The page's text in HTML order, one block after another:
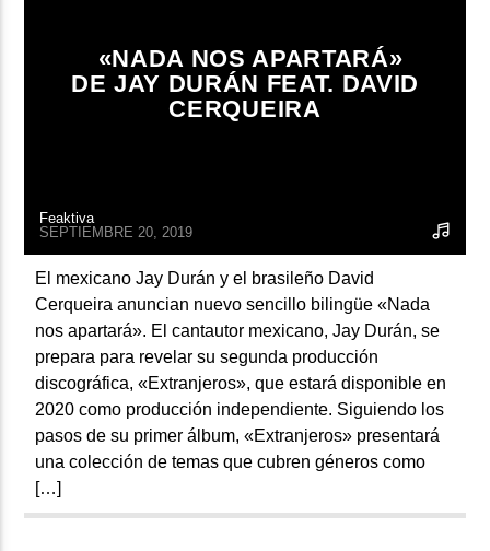
«NADA NOS APARTARÁ»
DE JAY DURÁN FEAT. DAVID
CERQUEIRA
Feaktiva
SEPTIEMBRE 20, 2019
El mexicano Jay Durán y el brasileño David
Cerqueira anuncian nuevo sencillo bilingüe «Nada
nos apartará». El cantautor mexicano, Jay Durán, se
prepara para revelar su segunda producción
discográfica, «Extranjeros», que estará disponible en
2020 como producción independiente. Siguiendo los
pasos de su primer álbum, «Extranjeros» presentará
una colección de temas que cubren géneros como
[…]